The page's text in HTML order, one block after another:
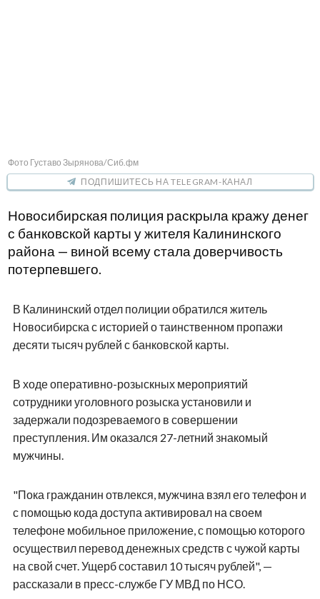
Фото Густаво Зырянова/Сиб.фм
ПОДПИШИТЕСЬ НА TELEGRAM-КАНАЛ
Новосибирская полиция раскрыла кражу денег
с банковской карты у жителя Калининского
района — виной всему стала доверчивость
потерпевшего.
В Калининский отдел полиции обратился житель
Новосибирска с историей о таинственном пропажи
десяти тысяч рублей с банковской карты.
В ходе оперативно-розыскных мероприятий
сотрудники уголовного розыска установили и
задержали подозреваемого в совершении
преступления. Им оказался 27-летний знакомый
мужчины.
"Пока гражданин отвлекся, мужчина взял его телефон и
с помощью кода доступа активировал на своем
телефоне мобильное приложение, с помощью которого
осуществил перевод денежных средств с чужой карты
на свой счет. Ущерб составил 10 тысяч рублей", —
рассказали в пресс-службе ГУ МВД по НСО.